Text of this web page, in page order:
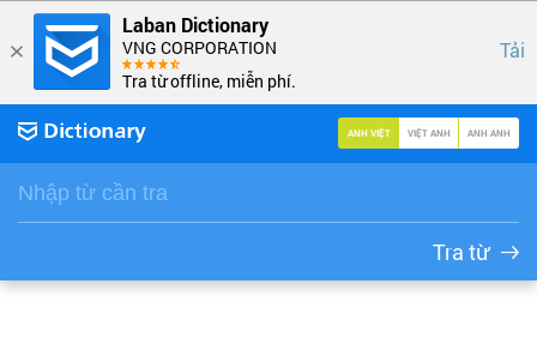
Laban Dictionary
VNG CORPORATION
Tra từ offline, miễn phí.
Tải
ANH VIỆT VIỆT ANH ANH ANH
Tra từ